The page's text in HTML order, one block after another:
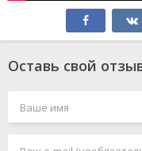
Оставь свой